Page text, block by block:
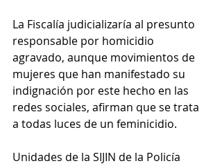
La Fiscalía judicializaría al presunto
responsable por homicidio
agravado, aunque movimientos de
mujeres que han manifestado su
indignación por este hecho en las
redes sociales, afirman que se trata
a todas luces de un feminicidio.
Unidades de la SIJIN de la Policía